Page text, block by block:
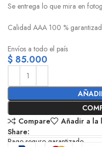
Se entrega lo que mira en
Calidad AAA 100 %
Envíos a todo el país
$ 85.000
Compare
Añadir a la
Share:
Pago seguro garantizado